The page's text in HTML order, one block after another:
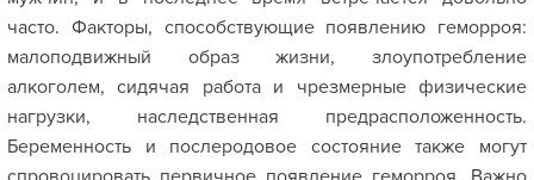
часто. Факторы, способствующие появлению геморроя:
малоподвижный образ жизни, злоупотребление
алкоголем, сидячая работа и чрезмерные физические
нагрузки, наследственная предрасположенность.
Беременность и послеродовое состояние также могут